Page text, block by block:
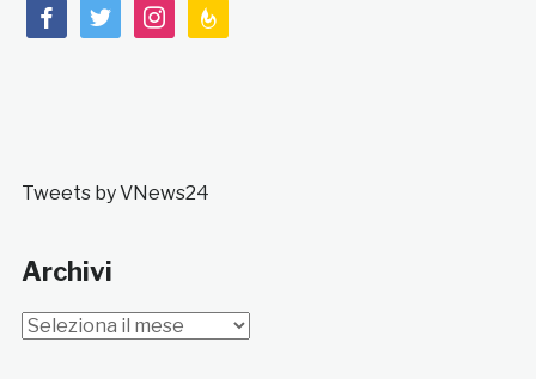
facebooktwitterinstagramfeedburner
Tweets by VNews24
Archivi
Archivi